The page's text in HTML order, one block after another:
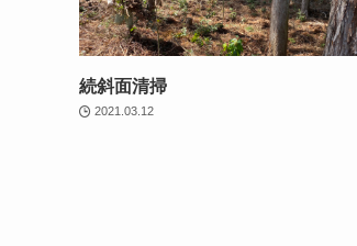
続斜面清掃
2021.03.12